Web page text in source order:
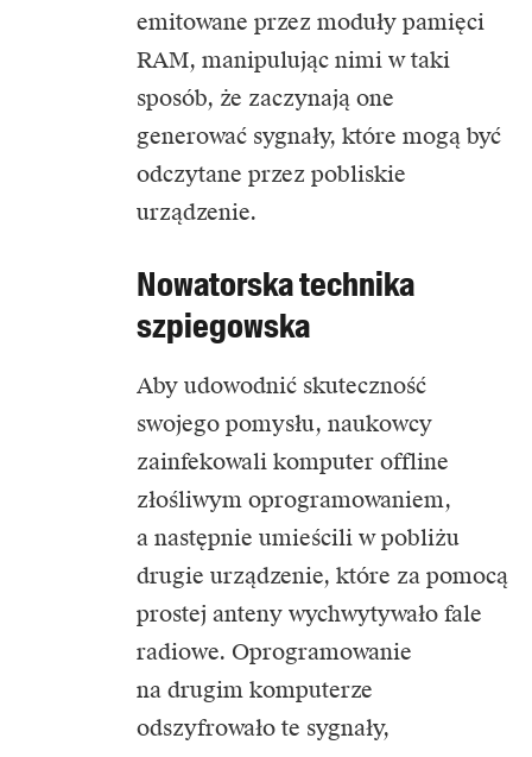
emitowane przez moduły pamięci
RAM, manipulując nimi w taki
sposób, że zaczynają one
generować sygnały, które mogą być
odczytane przez pobliskie
urządzenie.
Nowatorska technika
szpiegowska
Aby udowodnić skuteczność
swojego pomysłu, naukowcy
zainfekowali komputer offline
złośliwym oprogramowaniem,
a następnie umieścili w pobliżu
drugie urządzenie, które za pomocą
prostej anteny wychwytywało fale
radiowe. Oprogramowanie
na drugim komputerze
odszyfrowało te sygnały,